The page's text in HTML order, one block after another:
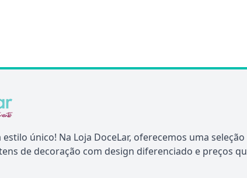
único! Na Loja DoceLar, oferecemos uma seleção
de decoração com design diferenciado e preços